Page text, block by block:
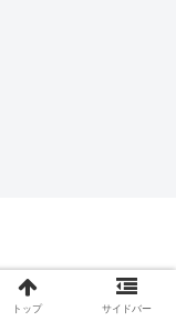
トップ サイドバー